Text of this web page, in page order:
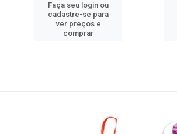
Faça seu login ou
cadastre-se para
ver preços e
comprar